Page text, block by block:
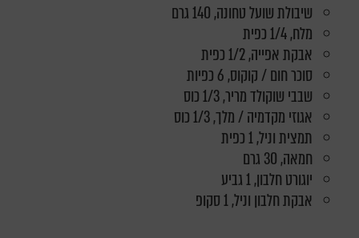
שיבולת שועל טחונה, 140 גרם
מלח, 1/4 כפית
אבקת אפייה, 1/2 כפית
סוכר חום / קוקוס, 6 כפיות
שבבי שוקולד מריר, 1/3 כוס
אגוזי מקדמיה / מלך, 1/3 כוס
תמצית וניל, 1 כפית
חמאה, 30 גרם
יוגורט חלבון, 1 גביע
אבקת חלבון וניל, 1 סקופ